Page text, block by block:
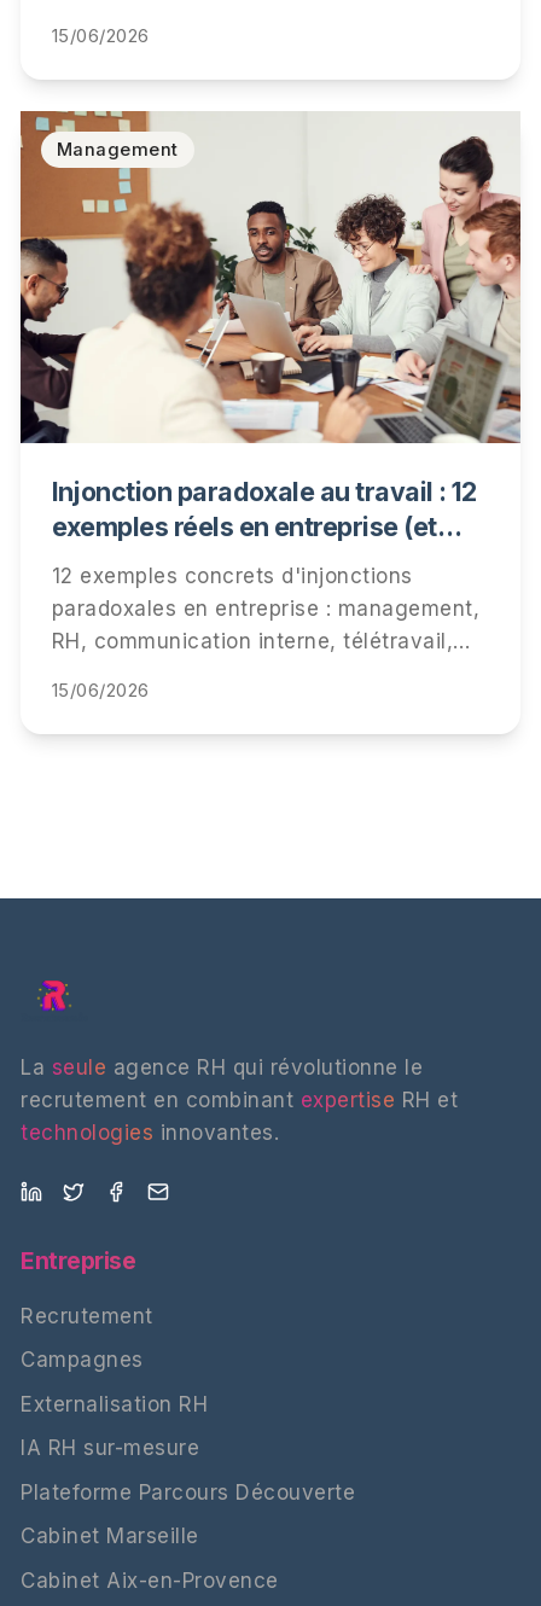
scripts de métacommunication, retour
d'expérience cabinet.
15/06/2026
Management
Injonction paradoxale au travail : 12
exemples réels en entreprise (et
comment les détecter)
12 exemples concrets d'injonctions
paradoxales en entreprise : management,
RH, communication interne, télétravail,
qu'elles coûtent à vos équipes, et
comment y répondre.
15/06/2026
La seule agence RH qui révolutionne le
recrutement en combinant expertise RH et
technologies innovantes.
Entreprise
Recrutement
Campagnes
Externalisation RH
IA RH sur-mesure
Plateforme Parcours Découverte
Cabinet Marseille
Cabinet Aix-en-Provence